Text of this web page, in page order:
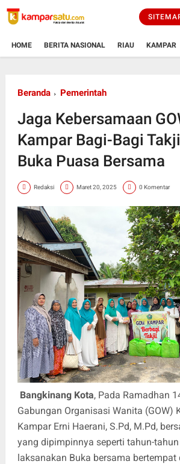
HOME BERITA NASIONAL RIAU KAMPAR
Beranda Pemerintah
Jaga Kebersamaan
Kampar Bagi-Bagi
Buka Puasa Bersama
Redaksi Maret 20, 2025 0 Komentar
Bangkinang Kota, Pada Ramadhan
Gabungan Organisasi Wanita (GOW)
Kampar Erni Haerani, S.Pd, M.Pd,
yang dipimpinnya seperti tahun-
laksanakan Buka bersama bertempat